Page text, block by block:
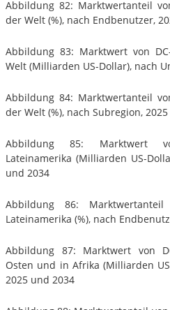
Abbildung 82: Marktwertanteil
der Welt (%), nach Endbenutzer,
Abbildung 83: Marktwert von
Welt (Milliarden US-Dollar), nach
Abbildung 84: Marktwertanteil
der Welt (%), nach Subregion, 2025
Abbildung 85: Marktwert
Lateinamerika (Milliarden US-
und 2034
Abbildung 86:
Lateinamerika (%), nach
Abbildung 87: Marktwert von
Osten und in Afrika (Milliarden
2025 und 2034